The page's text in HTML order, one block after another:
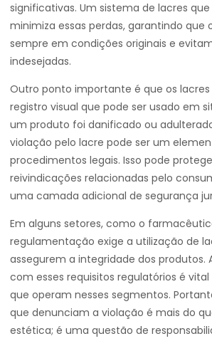
significativas. Um sistema de lacres
minimiza essas perdas, garantindo que
sempre em condições originais e
indesejadas.
Outro ponto importante é que os
registro visual que pode ser usado em
um produto foi danificado ou
violação pelo lacre pode ser um
procedimentos legais. Isso pode
reivindicações relacionadas pelo
uma camada adicional de segurança
Em alguns setores, como o
regulamentação exige a utilização de
assegurem a integridade dos produtos.
com esses requisitos regulatórios é
que operam nesses segmentos.
que denunciam a violação é mais do
estética; é uma questão de